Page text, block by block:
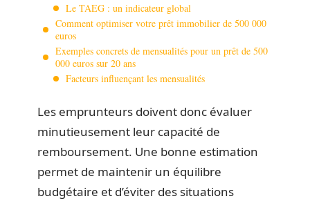
Le TAEG : un indicateur global
Comment optimiser votre prêt immobilier de 500 000
euros
Exemples concrets de mensualités pour un prêt de 500
000 euros sur 20 ans
Facteurs influençant les mensualités
Les emprunteurs doivent donc évaluer
minutieusement leur capacité de
remboursement. Une bonne estimation
permet de maintenir un équilibre
budgétaire et d’éviter des situations